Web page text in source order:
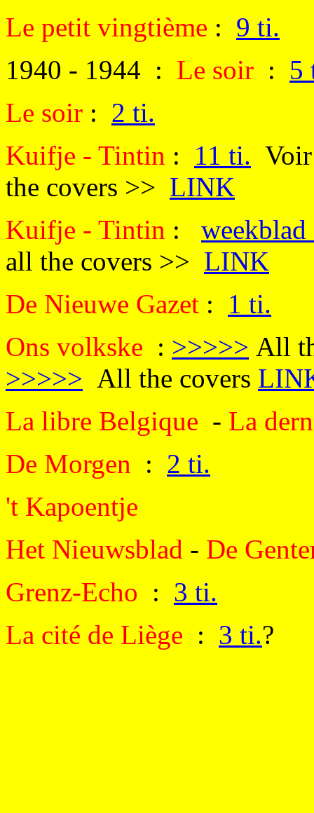
Le petit vingtième : 9 ti.
1940 - 1944 : Le soir : 5
Le soir : 2 ti.
Kuifje - Tintin : 11 ti.
the covers >> LINK
Kuifje - Tintin : weekblad
all the covers >> LINK
De Nieuwe Gazet : 1 ti.
Ons volkske : >>>>> All
>>>>> All the covers
La libre Belgique - La
De Morgen : 2 ti.
't Kapoentje
Het Nieuwsblad - De
Grenz-Echo : 3 ti.
La cité de Liège : 3 ti.?